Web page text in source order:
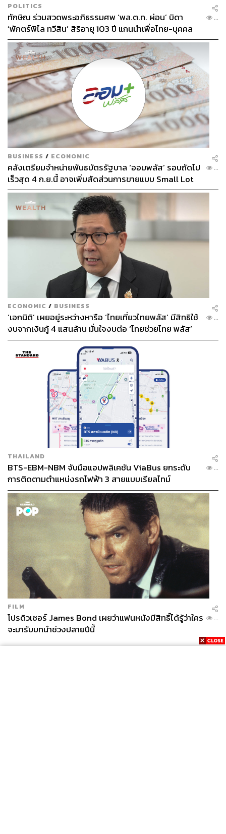
POLITICS
ทักษิณ ร่วมสวดพระอภิธรรมศพ ‘พล.ต.ท. ผ่อน’ บิดา
‘พักตร์พิไล ทวีสิน’ สิริอายุ 103 ปี แกนนำเพื่อไทย-บุคคล
หลากวงการร่วมอาลัย
...
BUSINESS / ECONOMIC
คลังเตรียมจำหน่ายพันธบัตรรัฐบาล ‘ออมพลัส’ รอบถัดไป
เร็วสุด 4 ก.ย.นี้ อาจเพิ่มสัดส่วนการขายแบบ Small Lot
First มากขึ้น
...
ECONOMIC / BUSINESS
‘เอกนิติ’ เผยอยู่ระหว่างหารือ ‘ไทยเที่ยวไทยพลัส’ มีสิทธิใช้
งบจากเงินกู้ 4 แสนล้าน มั่นใจงบต่อ ‘ไทยช่วยไทย พลัส’
เฟส 2 มีเพียงพอ
...
THAILAND
BTS-EBM-NBM จับมือแอปพลิเคชัน ViaBus ยกระดับ
การติดตามตำแหน่งรถไฟฟ้า 3 สายแบบเรียลไทม์
...
FILM
โปรดิวเซอร์ James Bond เผยว่าแฟนหนังมีสิทธิ์ได้รู้ว่าใคร
จะมารับบทนำช่วงปลายปีนี้
...